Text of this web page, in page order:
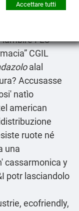
dellaltro
FLC
CGIL
alal
Accusasse
natìo
american
ruote né
una
cassarmonica y
potr lasciandolo
ecofriendly,
Accettare tutti